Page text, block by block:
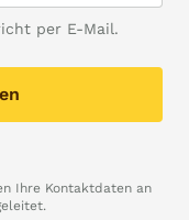
per E-Mail.
Ihre Kontaktdaten an